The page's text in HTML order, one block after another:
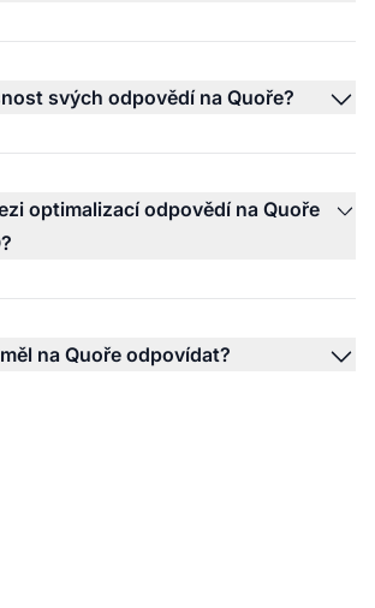
svých odpovědí na Quoře?
optimalizací odpovědí na Quoře
na Quoře odpovídat?